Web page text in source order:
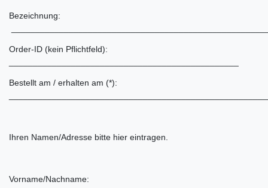
Bezeichnung:
Order-ID (kein Pflichtfeld):
Bestellt am / erhalten am (*):
Ihren Namen/Adresse bitte hier eintragen.
Vorname/Nachname: